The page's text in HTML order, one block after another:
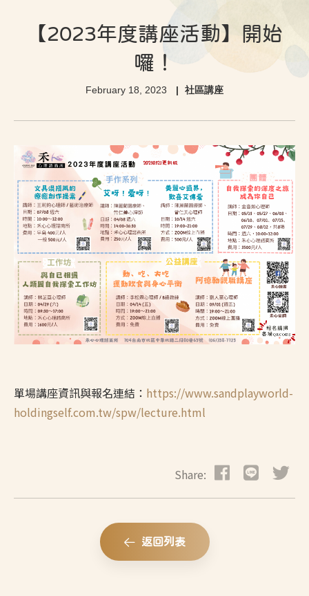
【2023年度講座活動】開始
囉！
February 18, 2023 社區講座
單場講座資訊與報名連結： https://www.sandplayworld-
holdingself.com.tw/spw/lecture.html
Share:
返回列表